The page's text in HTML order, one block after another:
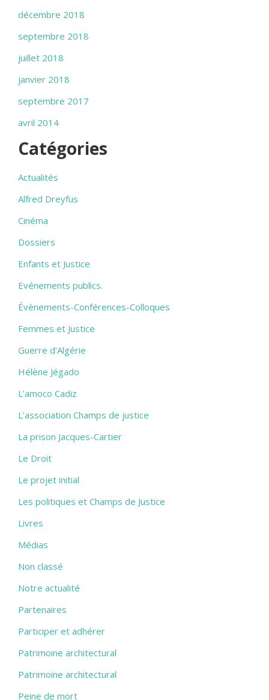
décembre 2018
septembre 2018
juillet 2018
janvier 2018
septembre 2017
avril 2014
Catégories
Actualités
Alfred Dreyfus
Cinéma
Dossiers
Enfants et Justice
Evénements publics.
Évènements-Conférences-Colloques
Femmes et Justice
Guerre d'Algérie
Hélène Jégado
L’amoco Cadiz
L’association Champs de justice
La prison Jacques-Cartier
Le Droit
Le projet initial
Les politiques et Champs de Justice
Livres
Médias
Non classé
Notre actualité
Partenaires
Participer et adhérer
Patrimoine architectural
Patrimoine architectural
Peine de mort